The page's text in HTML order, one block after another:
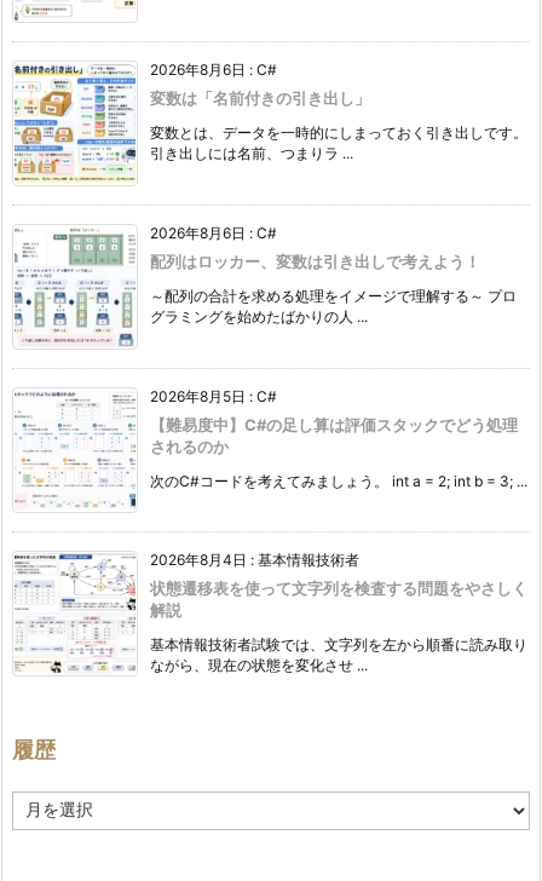
2026年8月6日 : C#
変数は「名前付きの引き出し」
変数とは、データを一時的にしまっておく引き出しです。
引き出しには名前、つまりラ ...
2026年8月6日 : C#
配列はロッカー、変数は引き出しで考えよう！
～配列の合計を求める処理をイメージで理解する～ プロ
グラミングを始めたばかりの人 ...
2026年8月5日 : C#
【難易度中】C#の足し算は評価スタックでどう処理
されるのか
次のC#コードを考えてみましょう。 int a = 2; int b = 3; ...
2026年8月4日 : 基本情報技術者
状態遷移表を使って文字列を検査する問題をやさしく
解説
基本情報技術者試験では、文字列を左から順番に読み取り
ながら、現在の状態を変化させ ...
履歴
歴